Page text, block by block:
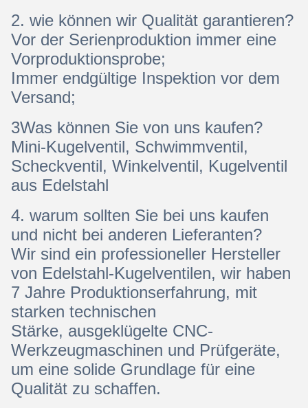
2. wie können wir Qualität garantieren?
Vor der Serienproduktion immer eine
Vorproduktionsprobe;
Immer endgültige Inspektion vor dem
Versand;
3Was können Sie von uns kaufen?
Mini-Kugelventil, Schwimmventil,
Scheckventil, Winkelventil, Kugelventil
aus Edelstahl
4. warum sollten Sie bei uns kaufen
und nicht bei anderen Lieferanten?
Wir sind ein professioneller Hersteller
von Edelstahl-Kugelventilen, wir haben
7 Jahre Produktionserfahrung, mit
starken technischen
Stärke, ausgeklügelte CNC-
Werkzeugmaschinen und Prüfgeräte,
um eine solide Grundlage für eine
Qualität zu schaffen.